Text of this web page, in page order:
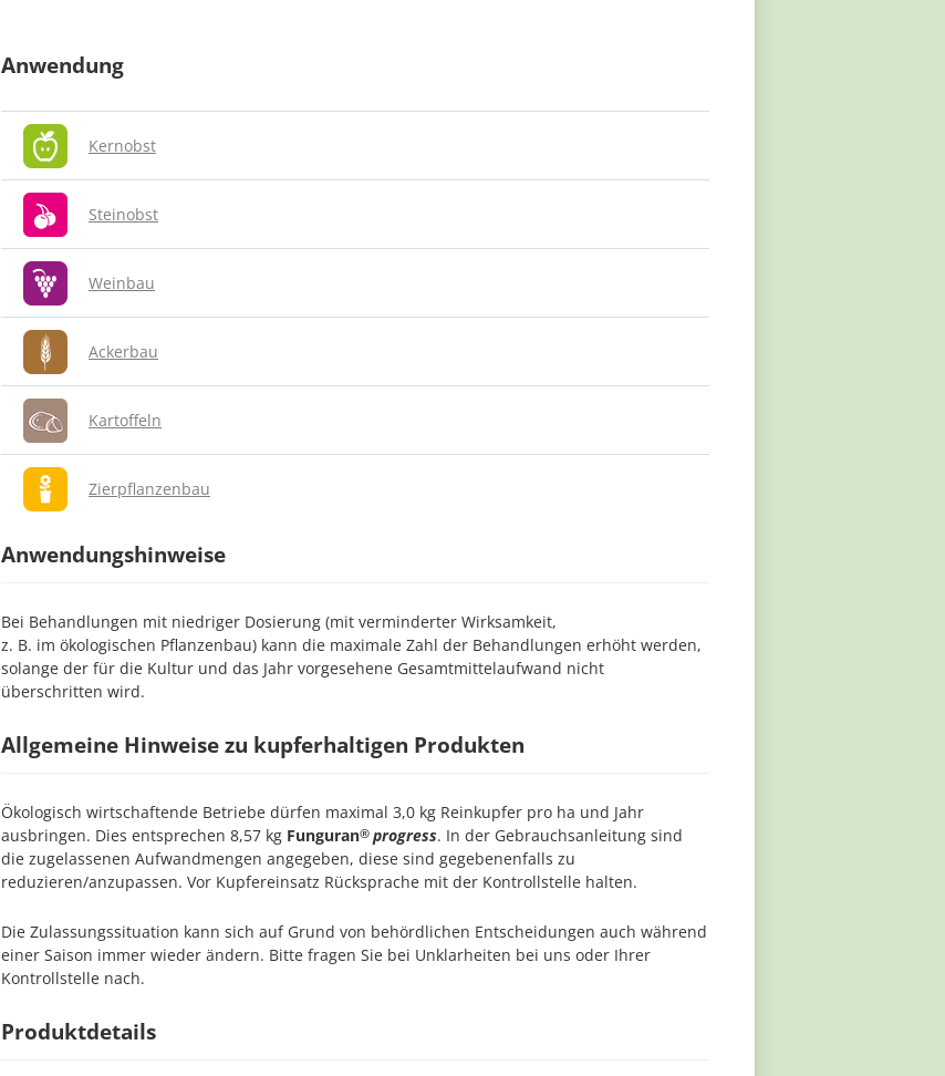
Anwendung
Kernobst
Steinobst
Weinbau
Ackerbau
Kartoffeln
Zierpflanzenbau
Anwendungshinweise
Bei Behandlungen mit niedriger Dosierung (mit verminderter Wirksamkeit,
z. B. im ökologischen Pflanzenbau) kann die maximale Zahl der Behandlungen erhöht werden,
solange der für die Kultur und das Jahr vorgesehene Gesamtmittelaufwand nicht
überschritten wird.
Allgemeine Hinweise zu kupferhaltigen Produkten
Ökologisch wirtschaftende Betriebe dürfen maximal 3,0 kg Reinkupfer pro ha und Jahr
ausbringen. Dies entsprechen 8,57 kg Funguran® progress. In der Gebrauchsanleitung sind
die zugelassenen Aufwandmengen angegeben, diese sind gegebenenfalls zu
reduzieren/anzupassen. Vor Kupfereinsatz Rücksprache mit der Kontrollstelle halten.
Die Zulassungssituation kann sich auf Grund von behördlichen Entscheidungen auch während
einer Saison immer wieder ändern. Bitte fragen Sie bei Unklarheiten bei uns oder Ihrer
Kontrollstelle nach.
Produktdetails